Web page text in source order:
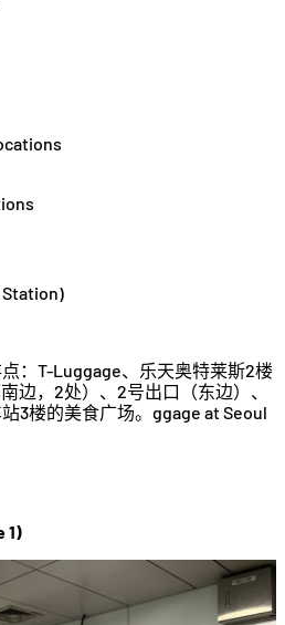
Station)
：T-Luggage、乐天奥特莱斯2楼
边，2处）、2号出口（东边）、
3楼的美食广场。ggage at Seoul
1)